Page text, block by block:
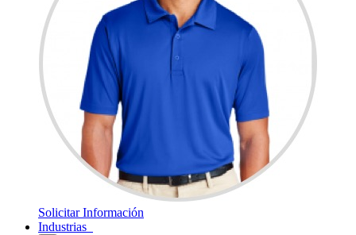
Solicitar Información
Industrias